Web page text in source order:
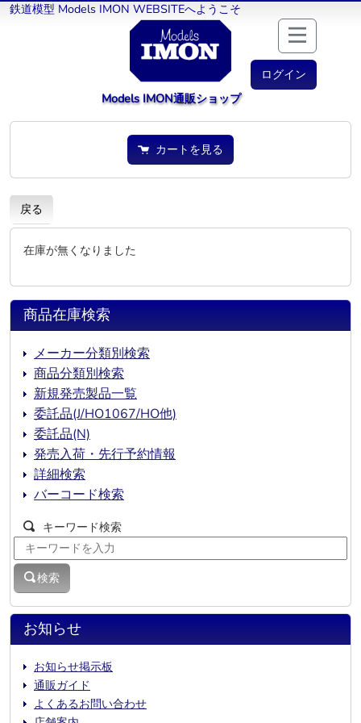
鉄道模型 Models IMON WEBSITEへようこそ
ログイン
Models IMON通販ショップ
カートを見る
戻る
在庫が無くなりました
お知らせ
お知らせ掲示板
通販ガイド
よくあるお問い合わせ
商品在庫検索
メーカー分類別検索
商品分類別検索
新規発売製品一覧
委託品(J/HO1067/HO他)
委託品(N)
発売入荷・先行予約情報
詳細検索
バーコード検索
キーワード検索
検索